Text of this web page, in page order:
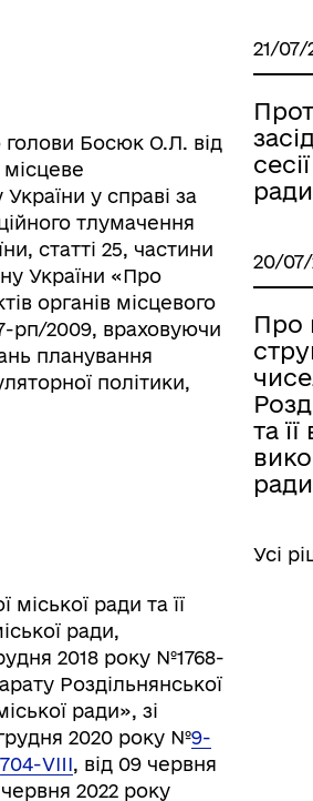
Військовослужбовцям,
ветеранам та їхнім родинам
Електронна черга в ТЦК
Босюк О.Л. від
у справі за
тлумачення
статті 25, частини
України «Про
органів місцевого
рп/2009, враховуючи
планування
політики,
ради та її
ради,
2018 року №1768-
Роздільнянської
ради», зі
2020 року №9-
704-VIII, від 09 червня
червня 2022 року
21/07/
20/
Про
та
ради
Усі